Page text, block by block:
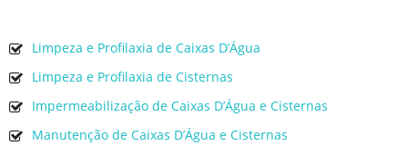
Limpeza e Profilaxia de Caixas D’Água
Limpeza e Profilaxia de Cisternas
Impermeabilização de Caixas D’Água e Cisternas
Manutenção de Caixas D’Água e Cisternas